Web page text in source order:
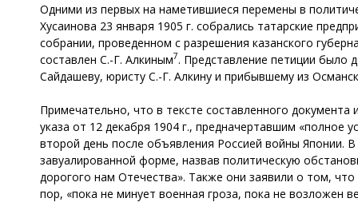
Одними из первых на наметившиеся перемены в
Хусаинова 23 января 1905 г. собрались татарские
собрании, проведенном с разрешения казанского
составлен С.-Г. Алкиным7. Представление петиции было
Сайдашеву, юристу С.-Г. Алкину и прибывшему из
Примечательно, что в тексте составленного
указа от 12 декабря 1904 г., предначертавшим «полное
второй день после объявления Россией войны Японии.
завуалированной форме, назвав политическую
дорогого нам Отечества». Также они заявили о том,
пор, «пока не минует военная гроза, пока не возложен